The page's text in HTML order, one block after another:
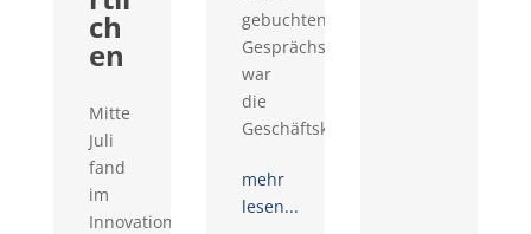
ch
en
Mitte
Juli
fand
im
Innovationsraum
gebuchten
Gesprächswünschen
war
die
Geschäftskontaktemesse...
mehr
lesen...